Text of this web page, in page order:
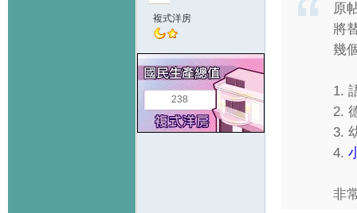
複式洋房
238
原
將
幾
1.
2.
3.
4.
非